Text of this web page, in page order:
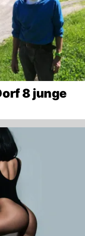
8 junge